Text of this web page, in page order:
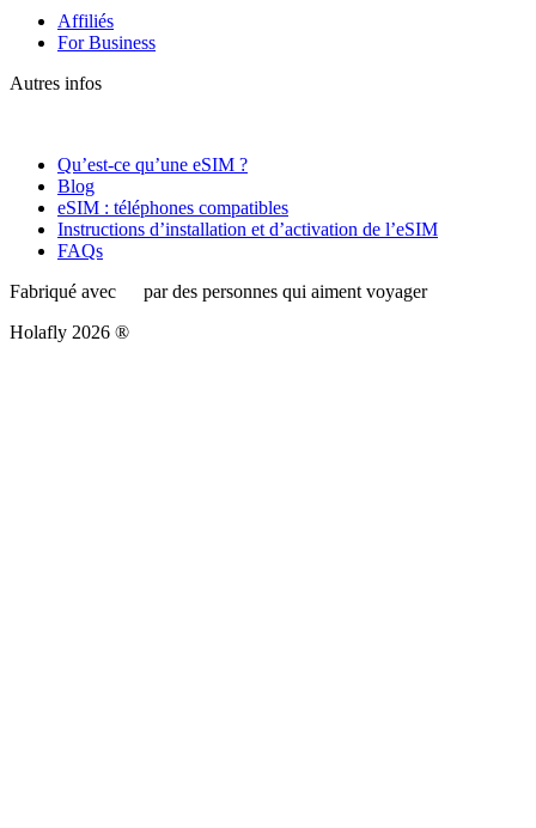
Affiliés
For Business
Autres infos
Qu’est-ce qu’une eSIM ?
Blog
eSIM : téléphones compatibles
Instructions d’installation et d’activation de l’eSIM
FAQs
Fabriqué avec
par des personnes qui aiment voyager
Holafly 2026 ®